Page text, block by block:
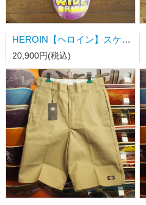
HEROIN【ヘロイン】スケートボードデッキ WIDE BRIDE 10.4 BBS社製
20,900円(税込)